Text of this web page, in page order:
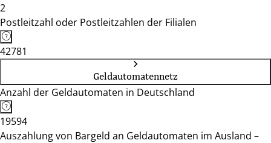
2
Postleitzahl oder Postleitzahlen der Filialen
42781
Geldautomatennetz
Anzahl der Geldautomaten in Deutschland
19594
Auszahlung von Bargeld an Geldautomaten im Ausland –